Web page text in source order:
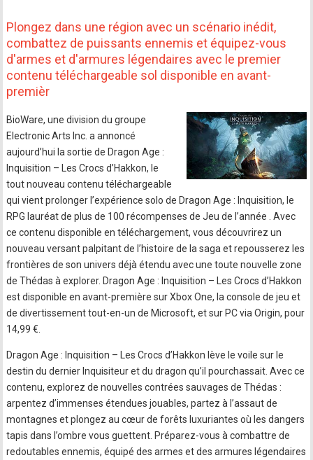
Plongez dans une région avec un scénario inédit,
combattez de puissants ennemis et équipez-vous
d'armes et d'armures légendaires avec le premier
contenu téléchargeable sol disponible en avant-
premièr
BioWare, une division du groupe
Electronic Arts Inc. a annoncé
aujourd’hui la sortie de Dragon Age :
Inquisition – Les Crocs d’Hakkon, le
tout nouveau contenu téléchargeable
qui vient prolonger l’expérience solo de Dragon Age : Inquisition, le
RPG lauréat de plus de 100 récompenses de Jeu de l’année . Avec
ce contenu disponible en téléchargement, vous découvrirez un
nouveau versant palpitant de l’histoire de la saga et repousserez les
frontières de son univers déjà étendu avec une toute nouvelle zone
de Thédas à explorer. Dragon Age : Inquisition – Les Crocs d’Hakkon
est disponible en avant-première sur Xbox One, la console de jeu et
de divertissement tout-en-un de Microsoft, et sur PC via Origin, pour
14,99 €.
Dragon Age : Inquisition – Les Crocs d’Hakkon lève le voile sur le
destin du dernier Inquisiteur et du dragon qu’il pourchassait. Avec ce
contenu, explorez de nouvelles contrées sauvages de Thédas :
arpentez d’immenses étendues jouables, partez à l’assaut de
montagnes et plongez au cœur de forêts luxuriantes où les dangers
tapis dans l’ombre vous guettent. Préparez-vous à combattre de
redoutables ennemis, équipé des armes et des armures légendaires